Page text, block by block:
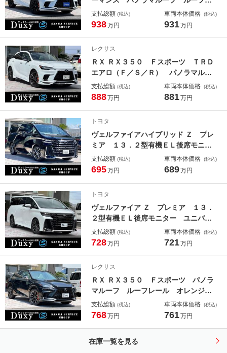
ール オレンジキャリパー 輻射ヒー
ター デジタルインナーミラー レク
ラインドスポットモニター ホワイト
レザー
支払総額 (税込)
938万円
車両本体価格 (税込)
931万円
レクサス
ＲＸ ＲＸ３５０ Ｆスポーツ ＴＲＤ
エアロ（Ｆ／Ｓ／Ｒ） パノラマルー
フ ルーフレール 寒冷地仕様 デジ
タルミラー オレンジキャリパ― 置
３眼ＬＥＤヘッドライト
支払総額 (税込)
888万円
車両本体価格 (税込)
881万円
トヨタ
ヴェルファイアハイブリッド Ｚ プレ
ミア １３．２型有機ＥＬ後席モニタ
ー ユニバーサルステップ デジタル
インナーミラー トヨタチームメイト
ーフ 黒レザーシート １９インチＡ
Ｗ
支払総額 (税込)
695万円
車両本体価格 (税込)
689万円
トヨタ
ヴェルファイア Ｚ プレミア １３．
２型有機ＥＬ後席モニター ユニバー
サルステップ 寒冷地仕様 ブラウン
レザーシート デジタルミラー トヨ
ラインドスポットモニタ
支払総額 (税込)
728万円
車両本体価格 (税込)
721万円
レクサス
ＲＸ ＲＸ３５０ Ｆスポーツ パノラ
マルーフ ルーフレール オレンジキ
ャリパー 輻射ヒーター リア電動シ
ート デジタルインナーミラー 置く
トアドバンスドパーク
支払総額 (税込)
768万円
車両本体価格 (税込)
761万円
在庫一覧を見る